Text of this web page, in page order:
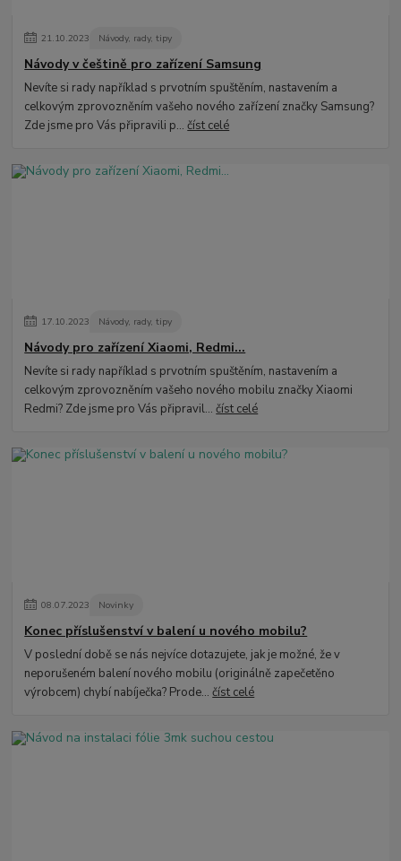
21.10.2023 Návody, rady, tipy
Návody v češtině pro zařízení Samsung
Nevíte si rady například s prvotním spuštěním, nastavením a
celkovým zprovozněním vašeho nového zařízení značky Samsung?
Zde jsme pro Vás připravili p...číst celé
17.10.2023 Návody, rady, tipy
Návody pro zařízení Xiaomi, Redmi...
Nevíte si rady například s prvotním spuštěním, nastavením a
celkovým zprovozněním vašeho nového mobilu značky Xiaomi
Redmi? Zde jsme pro Vás připravil...číst celé
08.07.2023 Novinky
Konec příslušenství v balení u nového mobilu?
V poslední době se nás nejvíce dotazujete, jak je možné, že v
neporušeném balení nového mobilu (originálně zapečetěno
výrobcem) chybí nabíječka? Prode...číst celé